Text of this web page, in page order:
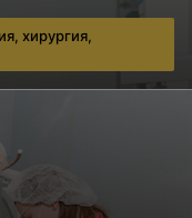
хирургия,